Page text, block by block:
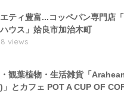
ティ豊富...コッペパン専門店
ウス」姶良市加治木町
views
観葉植物・生活雑貨「
」とカフェ POT A CUP OF